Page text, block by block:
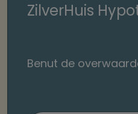
ZilverHuis
Benut de